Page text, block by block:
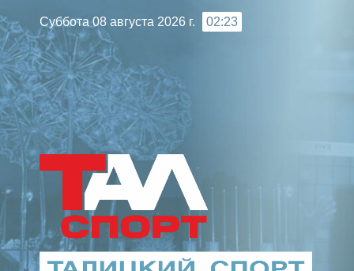
к
содержимому
Суббота 08 августа 2026 г. 02:23